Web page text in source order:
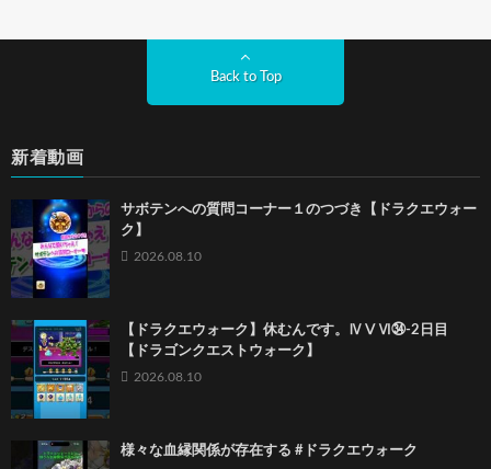
Back to Top
新着動画
サボテンへの質問コーナー１のつづき【ドラクエウォー
ク】
2026.08.10
【ドラクエウォーク】休むんです。ⅣⅤⅥ㉞-2日目
【ドラゴンクエストウォーク】
2026.08.10
様々な血縁関係が存在する #ドラクエウォーク